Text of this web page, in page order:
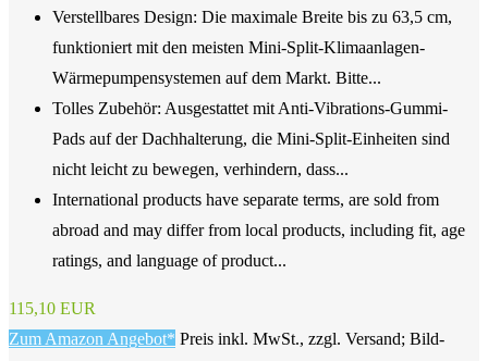
Verstellbares Design: Die maximale Breite bis zu 63,5 cm,
funktioniert mit den meisten Mini-Split-Klimaanlagen-
Wärmepumpensystemen auf dem Markt. Bitte...
Tolles Zubehör: Ausgestattet mit Anti-Vibrations-Gummi-
Pads auf der Dachhalterung, die Mini-Split-Einheiten sind
nicht leicht zu bewegen, verhindern, dass...
International products have separate terms, are sold from
abroad and may differ from local products, including fit, age
ratings, and language of product...
115,10 EUR
Zum Amazon Angebot* Preis inkl. MwSt., zzgl. Versand; Bild-